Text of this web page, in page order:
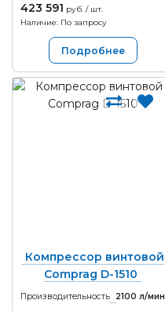
423 591 руб. / шт.
Наличие: По запросу
Подробнее
Компрессор винтовой
Comprag D-1510
Производительность
2100 л/мин